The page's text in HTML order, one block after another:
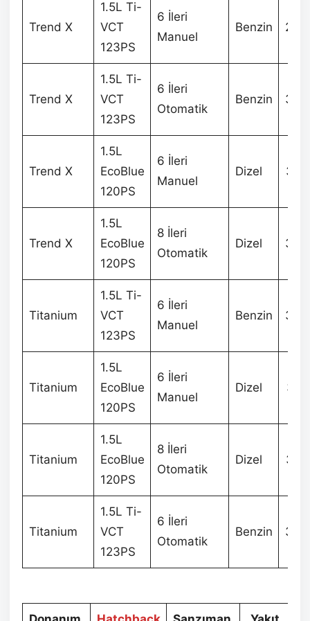
Trend X
1.5L Ti-
VCT
123PS
6 İleri
Manuel
Benzin
Trend X
1.5L Ti-
VCT
123PS
6 İleri
Otomatik
Benzin
Trend X
1.5L
EcoBlue
120PS
6 İleri
Manuel
Dizel
Trend X
1.5L
EcoBlue
120PS
8 İleri
Otomatik
Dizel
Titanium
1.5L Ti-
VCT
123PS
6 İleri
Manuel
Benzin
Titanium
1.5L
EcoBlue
120PS
6 İleri
Manuel
Dizel
Titanium
1.5L
EcoBlue
120PS
8 İleri
Otomatik
Dizel
Titanium
1.5L Ti-
VCT
123PS
6 İleri
Otomatik
Benzin